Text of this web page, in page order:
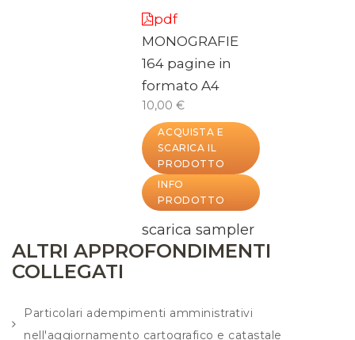
pdf
MONOGRAFIE
164 pagine in
formato A4
10,00 €
ACQUISTA E
SCARICA IL
PRODOTTO
INFO
PRODOTTO
scarica sampler
ALTRI APPROFONDIMENTI
COLLEGATI
Particolari adempimenti amministrativi
nell'aggiornamento cartografico e catastale